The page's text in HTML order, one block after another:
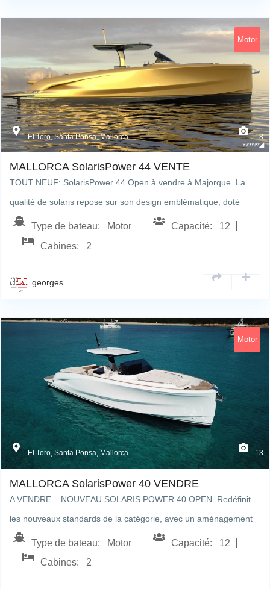
Motor
El Toro, Santa Ponsa, Mallorca 18
MALLORCA SolarisPower 44 VENTE
TOUT NEUF: SolarisPower 44 Open à vendre à Majorque. La
qualité de solaris repose sur son design emblématique, doté
d’une…Type de bateau: Motor
Capacité: 12
Cabines: 2
georges
Motor
El Toro, Santa Ponsa, Mallorca 13
MALLORCA SolarisPower 40 VENDRE
A VENDRE – NOUVEAU SOLARIS POWER 40 OPEN. Redéfinit
les nouveaux standards de la catégorie, avec un aménagement
et des…Type de bateau: Motor
Capacité: 12
Cabines: 2